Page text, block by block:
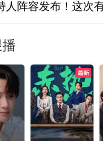
人阵容发布！这次